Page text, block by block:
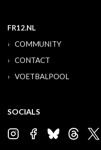
FR12.NL
COMMUNITY
CONTACT
VOETBALPOOL
SOCIALS